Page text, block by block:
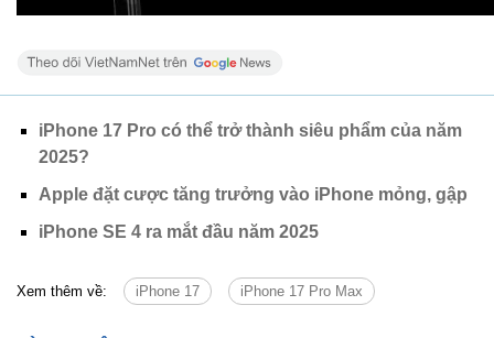
iPhone 17 Pro có thể trở thành siêu phẩm của năm
2025?
Apple đặt cược tăng trưởng vào iPhone mỏng, gập
iPhone SE 4 ra mắt đầu năm 2025
Xem thêm về: iPhone 17 iPhone 17 Pro Max